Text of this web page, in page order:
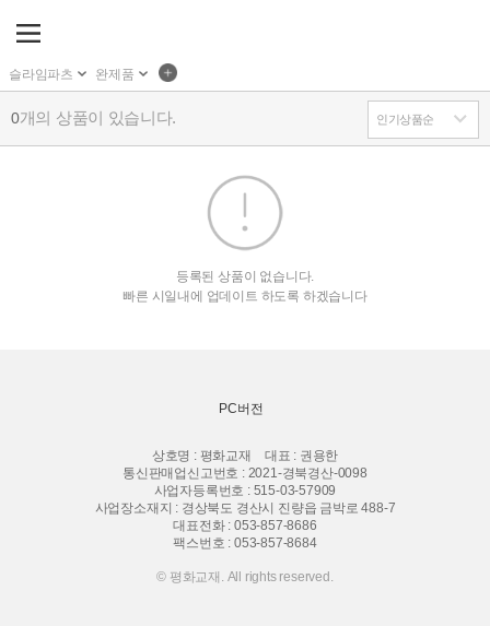
슬라임파츠 완제품
0개의 상품이 있습니다.
등록된 상품이 없습니다.
빠른 시일내에 업데이트 하도록 하겠습니다
PC버전
상호명 : 평화교재
대표 : 권용한
통신판매업신고번호 : 2021-경북경산-0098
사업자등록번호 : 515-03-57909
사업장소재지 : 경상북도 경산시 진량읍 금박로 488-7
대표전화 : 053-857-8686
팩스번호 : 053-857-8684
© 평화교재. All rights reserved.